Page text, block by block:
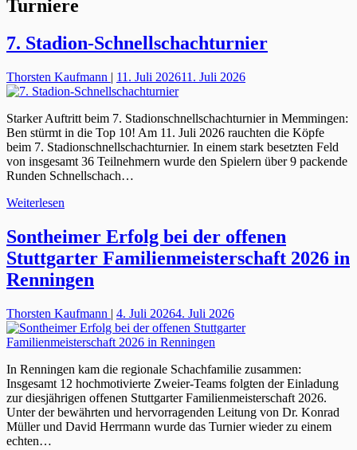
Turniere
7. Stadion-Schnellschachturnier
Thorsten Kaufmann | 11. Juli 202611. Juli 2026
Starker Auftritt beim 7. Stadionschnellschachturnier in Memmingen:
Ben stürmt in die Top 10! Am 11. Juli 2026 rauchten die Köpfe
beim 7. Stadionschnellschachturnier. In einem stark besetzten Feld
von insgesamt 36 Teilnehmern wurde den Spielern über 9 packende
Runden Schnellschach…
Weiterlesen
Sontheimer Erfolg bei der offenen
Stuttgarter Familienmeisterschaft 2026 in
Renningen
Thorsten Kaufmann | 4. Juli 20264. Juli 2026
In Renningen kam die regionale Schachfamilie zusammen:
Insgesamt 12 hochmotivierte Zweier-Teams folgten der Einladung
zur diesjährigen offenen Stuttgarter Familienmeisterschaft 2026.
Unter der bewährten und hervorragenden Leitung von Dr. Konrad
Müller und David Herrmann wurde das Turnier wieder zu einem
echten…